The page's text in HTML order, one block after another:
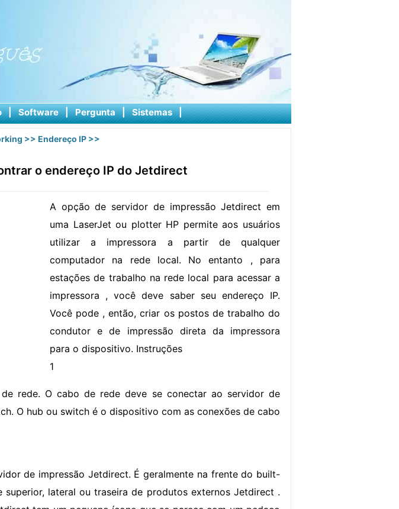
| Software | Pergunta | Sistemas |
>> Endereço IP >>
o endereço IP do Jetdirect
A opção de servidor de impressão Jetdirect em
uma LaserJet ou plotter HP permite aos usuários
utilizar a impressora a partir de qualquer
computador na rede local. No entanto , para
estações de trabalho na rede local para acessar a
impressora , você deve saber seu endereço IP.
Você pode , então, criar os postos de trabalho do
condutor e de impressão direta da impressora
para o dispositivo. Instruções
1
rede. O cabo de rede deve se conectar ao servidor de
O hub ou switch é o dispositivo com as conexões de cabo
de impressão Jetdirect. É geralmente na frente do built-
lateral ou traseira de produtos externos Jetdirect .